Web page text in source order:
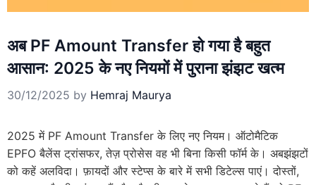
अब PF Amount Transfer हो गया है बहुत
आसान: 2025 के नए नियमों में पुराना झंझट खत्म
30/12/2025 by Hemraj Maurya
2025 में PF Amount Transfer के लिए नए नियम। ऑटोमैटिक
EPFO ​​बैलेंस ट्रांसफर, तेज़ प्रोसेस वह भी बिना किसी फॉर्म के। अबझंझटों
को कहें अलविदा। फ़ायदों और स्टेप्स के बारे में सभी डिटेल्स पाएं। दोस्तों,